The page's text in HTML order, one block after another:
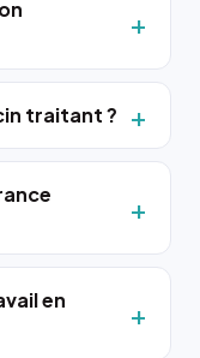
traitant ?
en